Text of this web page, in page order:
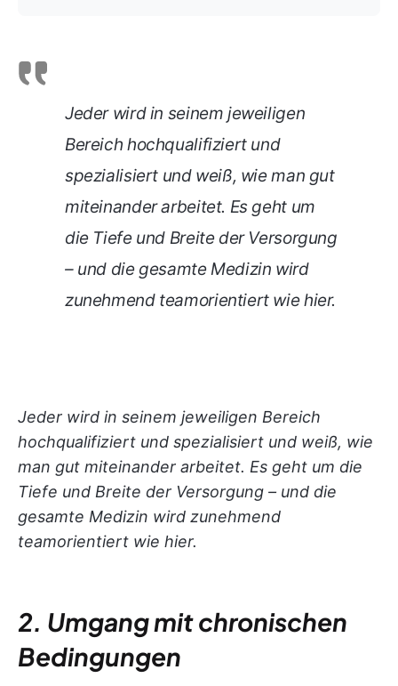
Jeder wird in seinem jeweiligen
Bereich hochqualifiziert und
spezialisiert und weiß, wie man gut
miteinander arbeitet. Es geht um
die Tiefe und Breite der Versorgung
– und die gesamte Medizin wird
zunehmend teamorientiert wie hier.
Jeder wird in seinem jeweiligen Bereich
hochqualifiziert und spezialisiert und weiß, wie
man gut miteinander arbeitet. Es geht um die
Tiefe und Breite der Versorgung – und die
gesamte Medizin wird zunehmend
teamorientiert wie hier.
2. Umgang mit chronischen
Bedingungen